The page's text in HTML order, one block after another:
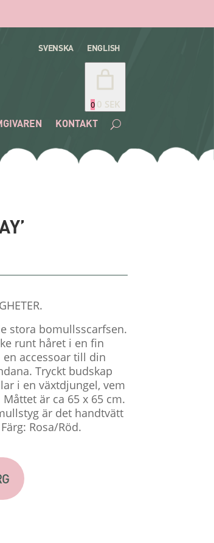
SVENSKA ENGLISH
0 0 SEK
KONTAKT
stora bomullsscarfsen.
runt håret i en fin
accessoar till din
Tryckt budskap
i en växtdjungel, vem
är ca 65 x 65 cm.
är det handtvätt
Rosa/Röd.